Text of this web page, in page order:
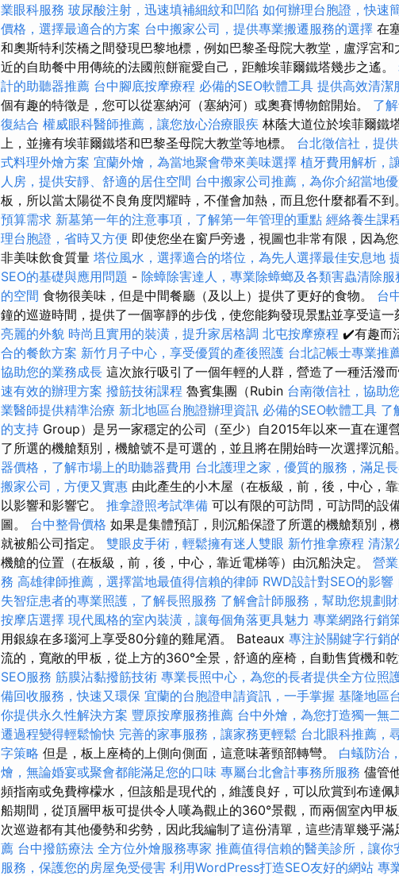
業眼科服務 玻尿酸注射，迅速填補細紋和凹陷 如何辦理台胞證，快速
價格，選擇最適合的方案 台中搬家公司，提供專業搬遷服務的選擇 在
和奧斯特利茨橋之間發現巴黎地標，例如巴黎圣母院大教堂，盧浮宮
近的自助餐中用傳統的法國煎餅寵愛自己，距離埃菲爾鐵塔幾步​​之遙。
計的助聽器推薦 台中腳底按摩療程 必備的SEO軟體工具 提供高效清潔
個有趣的特徵是，您可以從塞納河（塞納河）或奧賽博物館開始。 了
復結合 權威眼科醫師推薦，讓您放心治療眼疾 林蔭大道位於埃菲爾鐵
上，並擁有埃菲爾鐵塔和巴黎圣母院大教堂等地標。 台北徵信社，提
式料理外燴方案 宜蘭外燴，為當地聚會帶來美味選擇 植牙費用解析，
人房，提供安靜、舒適的居住空間 台中搬家公司推薦，為你介紹當地
板，所以當太陽從不良角度閃耀時，不僅會加熱，而且您什麼都看不到
預算需求 新墓第一年的注意事項，了解第一年管理的重點 經絡養生課
理台胞證，省時又方便 即使您坐在窗戶旁邊，視圖也非常有限，因為
非美味飲食質量 塔位風水，選擇適合的塔位，為先人選擇最佳安息地
SEO的基礎與應用問題 - 除蟑除害達人，專業除蟑螂及各類害蟲清除服
的空間 食物很美味，但是中間餐廳（及以上）提供了更好的食物。 台
鐘的巡遊時間，提供了一個寧靜的步伐，使您能夠發現景點並享受這一
亮麗的外貌 時尚且實用的裝潢，提升家居格調 北屯按摩療程 ✔️有趣而
合的餐飲方案 新竹月子中心，享受優質的產後照護 台北記帳士專業推
協助您的業務成長 這次旅行吸引了一個年輕的人群，營造了一種活潑
速有效的辦理方案 撥筋技術課程 魯賓集團（Rubin 台南徵信社，協助
業醫師提供精準治療 新北地區台胞證辦理資訊 必備的SEO軟體工具 了
的支持 Group）是另一家穩定的公司（至少）自2015年以來一直在運
了所選的機艙類別，機艙號不是可選的，並且將在開始時一次選擇沉船
器價格，了解市場上的助聽器費用 台北護理之家，優質的服務，滿足
搬家公司，方便又實惠 由此產生的小木屋（在板級，前，後，中心，
以影響和影響它。 推拿證照考試準備 可以有限的可訪問，可訪問的設
圖。 台中整骨價格 如果是集體預訂，則沉船保證了所選的機艙類別，
就被船公司指定。 雙眼皮手術，輕鬆擁有迷人雙眼 新竹推拿療程 清潔
機艙的位置（在板級，前，後，中心，靠近電梯等）由沉船決定。 營
務 高雄律師推薦，選擇當地最值得信賴的律師 RWD設計對SEO的影響
失智症患者的專業照護，了解長照服務 了解會計師服務，幫助您規劃
按摩店選擇 現代風格的室內裝潢，讓每個角落更具魅力 專業網路行銷
用銀線在多瑙河上享受80分鐘的雞​​尾酒。 Bateaux 專注於關鍵字行銷
流的，寬敞的甲板，從上方的360°全景，舒適的座椅，自動售貨機和乾
SEO服務 筋膜沾黏撥筋技術 專業長照中心，為您的長者提供全方位照
備回收服務，快速又環保 宜蘭的台胞證申請資訊，一手掌握 基隆地區
你提供永久性解決方案 豐原按摩服務推薦 台中外燴，為您打造獨一無
遷過程變得輕鬆愉快 完善的家事服務，讓家務更輕鬆 台北眼科推薦，
字策略 但是，板上座椅的上側向側面，這意味著頸部轉彎。 白蟻防治
燴，無論婚宴或聚會都能滿足您的口味 專屬台北會計事務所服務 儘管
頻指南或免費檸檬水，但該船是現代的，維護良好，可以欣賞到布達
船期間，從頂層甲板可提供令人嘆為觀止的360°景觀，而兩個室內甲
次巡遊都有其他優勢和劣勢，因此我編制了這份清單，這些清單幾乎滿
薦 台中撥筋療法 全方位外燴服務專家 推薦值得信賴的醫美診所，讓你
服務，保護您的房屋免受侵害 利用WordPress打造SEO友好的網站 專